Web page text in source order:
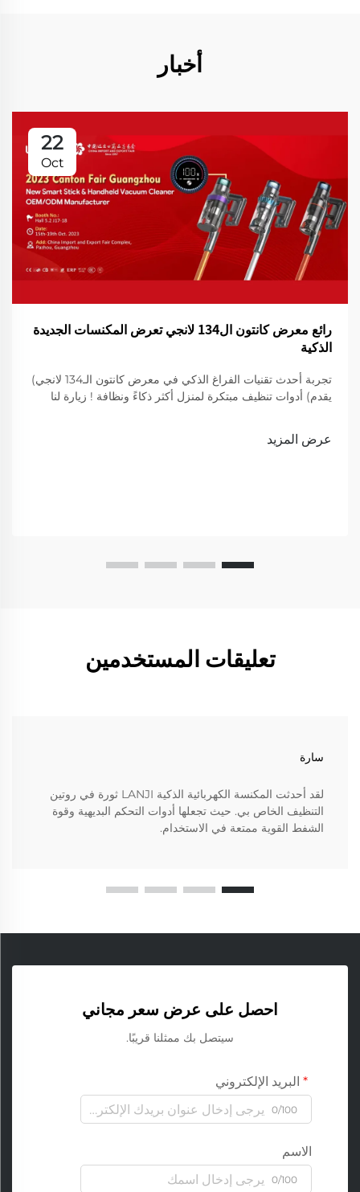
أخبار
22
Oct
رائع معرض كانتون ال134 لانجي تعرض المكنسات الجديدة
الذكية
تجربة أحدث تقنيات الفراغ الذكي في معرض كانتون الـ134 لانجي)
يقدم) أدوات تنظيف مبتكرة لمنزل أكثر ذكاءً ونظافة ! زيارة لنا
عرض المزيد
تعليقات المستخدمين
سارة
لقد أحدثت المكنسة الكهربائية الذكية LANJI ثورة في روتين
التنظيف الخاص بي. حيث تجعلها أدوات التحكم البديهية وقوة
الشفط القوية ممتعة في الاستخدام.
احصل على عرض سعر مجاني
سيتصل بك ممثلنا قريبًا.
البريد الإلكتروني
0/100
الاسم
0/100